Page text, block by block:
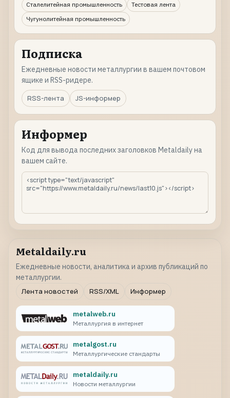
Сталелитейная промышленность
Тестовая лента
Чугунолитейная промышленность
Подписка
Ежедневные новости металлургии в вашем почтовом
ящике и RSS-ридере.
RSS-лента
JS-информер
Информер
Код для вывода последних заголовков Metaldaily на
вашем сайте.
Metaldaily.ru
Ежедневные новости, аналитика и архив публикаций по
металлургии.
Лента новостей
RSS/XML Информер
metalweb.ru
Металлургия в интернет
metalgost.ru
Металлургические стандарты
metaldaily.ru
Новости металлургии